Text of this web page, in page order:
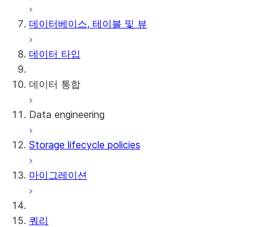
데이터베이스, 테이블 및 뷰
데이터 타입
데이터 통합
Snowflake Openflow
Apache Iceberg™
Apache Iceberg™ 테이블
Data engineering
데이터 로딩
동적 테이블
Storage lifecycle policies
마이그레이션
쿼리